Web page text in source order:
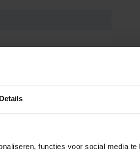
Details
functies voor social media te